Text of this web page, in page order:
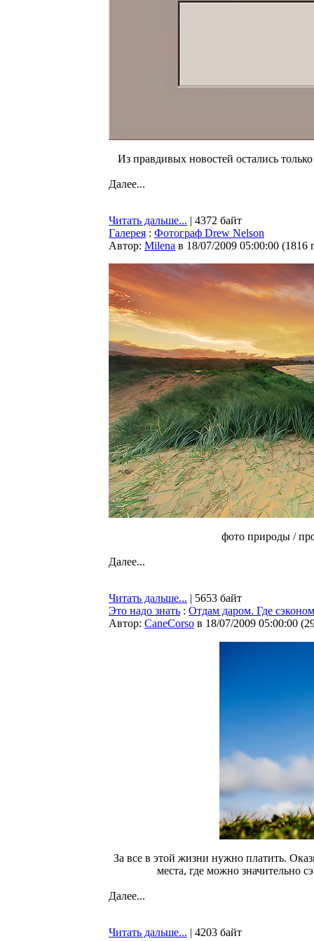
Из правдивых новостей остались
Далее...
Читать дальше... | 4372 байт
Галерея : Фотограф Drew Nelson
Автор: Milena в 18/07/2009 05:00:00 (1816
фото природы /
Далее...
Читать дальше... | 5653 байт
Это надо знать : Отдам даром. Где
Автор: CaneCorso в 18/07/2009 05:00:00 (
За все в этой жизни нужно платить.
места, где можно значительно
Далее...
Читать дальше... | 4203 байт